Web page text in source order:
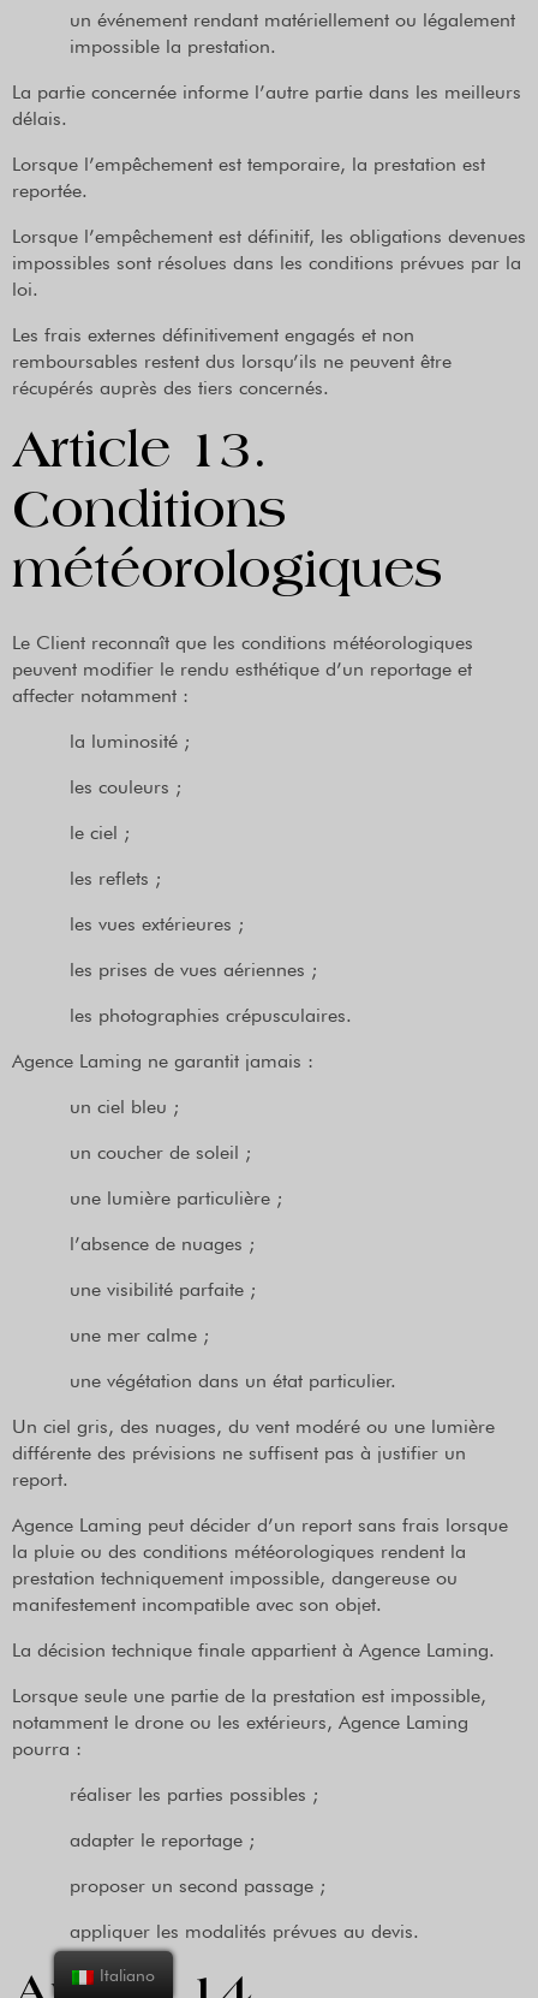
un événement rendant matériellement ou légalement
impossible la prestation.
La partie concernée informe l’autre partie dans les meilleurs
délais.
Lorsque l’empêchement est temporaire, la prestation est
reportée.
Lorsque l’empêchement est définitif, les obligations devenues
impossibles sont résolues dans les conditions prévues par la
loi.
Les frais externes définitivement engagés et non
remboursables restent dus lorsqu’ils ne peuvent être
récupérés auprès des tiers concernés.
Article 13.
Conditions
météorologiques
Le Client reconnaît que les conditions météorologiques
peuvent modifier le rendu esthétique d’un reportage et
affecter notamment :
la luminosité ;
les couleurs ;
le ciel ;
les reflets ;
les vues extérieures ;
les prises de vues aériennes ;
les photographies crépusculaires.
Agence Laming ne garantit jamais :
un ciel bleu ;
un coucher de soleil ;
une lumière particulière ;
l’absence de nuages ;
une visibilité parfaite ;
une mer calme ;
une végétation dans un état particulier.
Un ciel gris, des nuages, du vent modéré ou une lumière
différente des prévisions ne suffisent pas à justifier un
report.
Agence Laming peut décider d’un report sans frais lorsque
la pluie ou des conditions météorologiques rendent la
prestation techniquement impossible, dangereuse ou
manifestement incompatible avec son objet.
La décision technique finale appartient à Agence Laming.
Lorsque seule une partie de la prestation est impossible,
notamment le drone ou les extérieurs, Agence Laming
pourra :
réaliser les parties possibles ;
adapter le reportage ;
proposer un second passage ;
appliquer les modalités prévues au devis.
Italiano